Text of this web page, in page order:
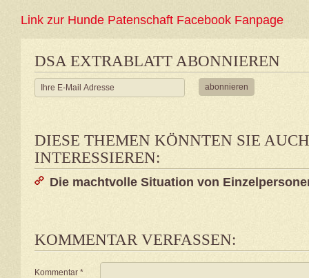
Link zur Hunde Patenschaft Facebook Fanpage
DSA EXTRABLATT ABONNIEREN
DIESE THEMEN KÖNNTEN SIE AUCH
INTERESSIEREN:
Die machtvolle Situation von
KOMMENTAR VERFASSEN:
Kommentar *